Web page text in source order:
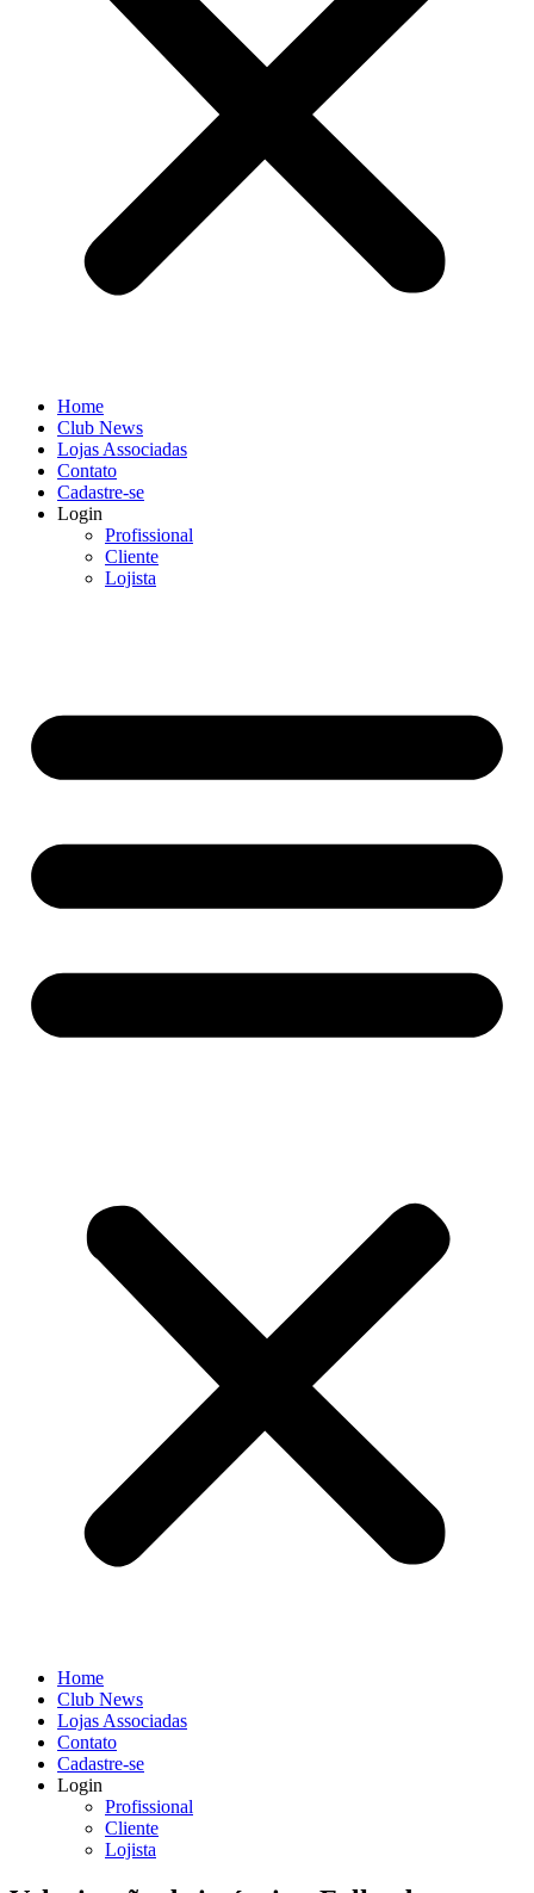
Home
Club News
Lojas Associadas
Contato
Cadastre-se
Login
Profissional
Cliente
Lojista
Home
Club News
Lojas Associadas
Contato
Cadastre-se
Login
Profissional
Cliente
Lojista